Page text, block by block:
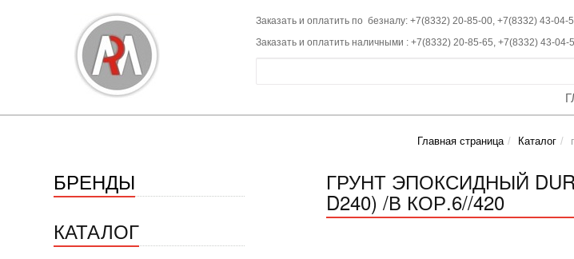
Заказать и оплатить по безналу: +7(8332) 20-85-00, +7(8332) 43-04-
Заказать и оплатить наличными : +7(8332) 20-85-65, +7(8332) 43-04-
Главная страница Каталог
БРЕНДЫ
КАТАЛОГ
ГРУНТ ЭПОКСИДНЫЙ
D240) /В КОР.6//420